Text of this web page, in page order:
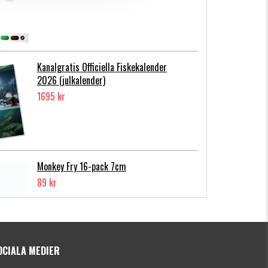
Kanalgratis Officiella Fiskekalender
2026 (julkalender)
1695 kr
Monkey Fry 16-pack 7cm
89 kr
MEDIER